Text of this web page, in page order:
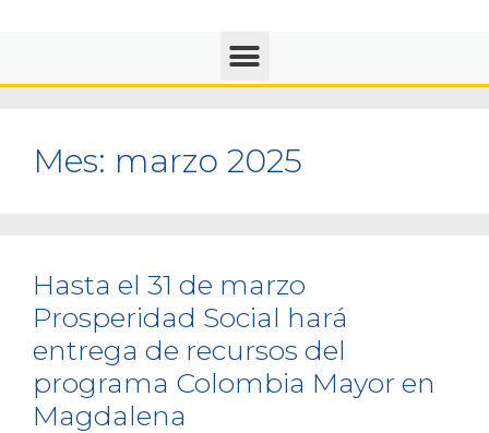
Mes: marzo 2025
Hasta el 31 de marzo
Prosperidad Social hará
entrega de recursos del
programa Colombia Mayor en
Magdalena